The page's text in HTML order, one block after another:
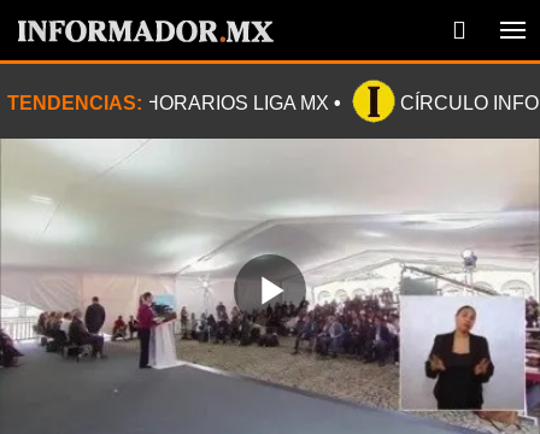
TENDENCIAS: HORARIOS LIGA MX CÍRCULO
Play
Video